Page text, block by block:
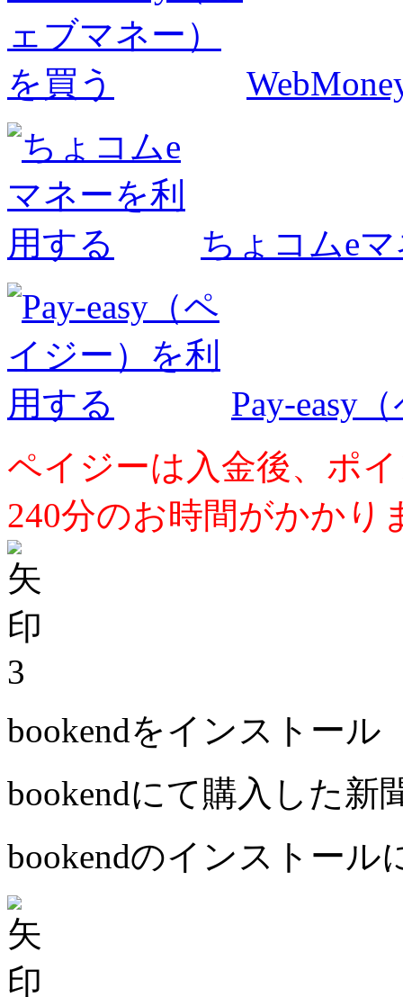
ちょコムe
Pay-easy
ペイジーは入金後、ポ
240分のお時間がかかり
3
bookendをインストール
bookendにて購入した新
bookendのインストール